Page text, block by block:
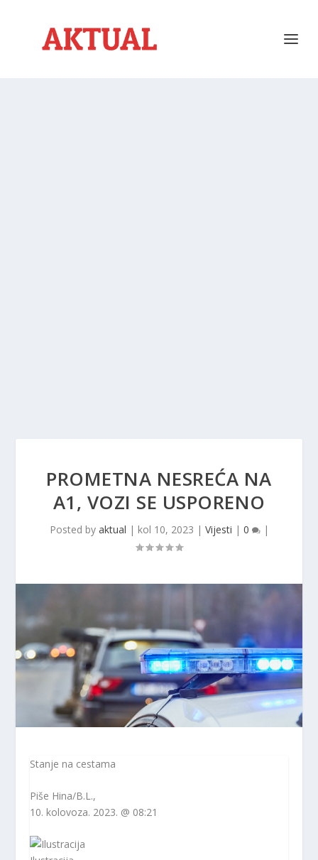
PROMETNA NESREĆA NA
A1, VOZI SE USPORENO
Posted by aktual | kol 10, 2023 | Vijesti | 0 |
Stanje na cestama
Piše Hina/B.L.,
10. kolovoza. 2023. @ 08:21